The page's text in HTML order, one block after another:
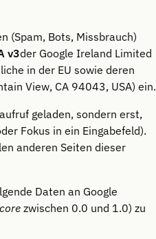
(Spam, Bots, Missbrauch)
v3der Google Ireland Limited
in der EU sowie deren
View, CA 94043, USA) ein.
geladen, sondern erst,
Fokus in ein Eingabefeld).
anderen Seiten dieser
Daten an Google
zwischen 0.0 und 1.0) zu